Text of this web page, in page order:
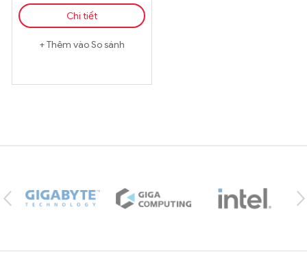
Chi tiết
Thêm vào So sánh